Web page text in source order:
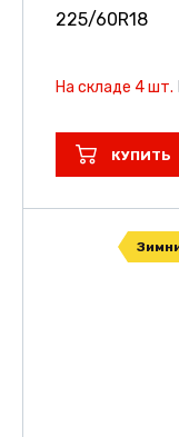
225/60R18
На складе 4 шт.
КУПИТЬ